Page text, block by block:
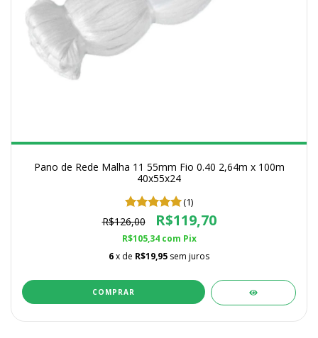
Pano de Rede Malha 11 55mm Fio 0.40 2,64m x 100m
40x55x24
(1)
R$126,00 R$119,70
R$105,34 com Pix
6x de R$19,95 sem juros